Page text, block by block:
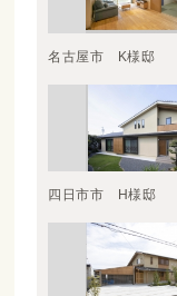
名古屋市 K様邸
四日市市 H様邸